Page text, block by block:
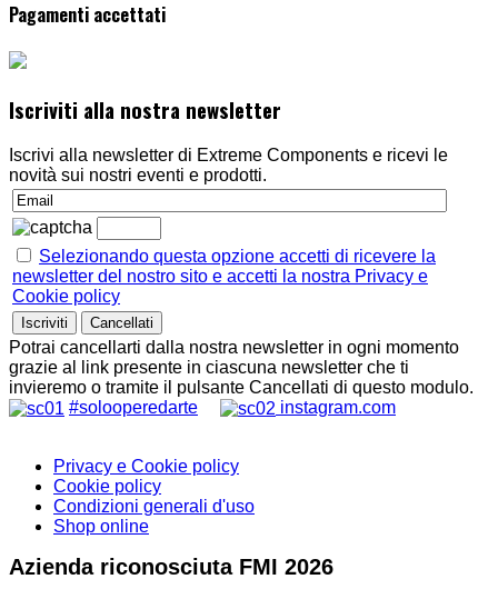
Pagamenti accettati
Iscriviti alla nostra newsletter
Iscrivi alla newsletter di Extreme Components e ricevi le
novità sui nostri eventi e prodotti.
Selezionando questa opzione accetti di ricevere la
newsletter del nostro sito e accetti la nostra Privacy e
Cookie policy
Potrai cancellarti dalla nostra newsletter in ogni momento
grazie al link presente in ciascuna newsletter che ti
invieremo o tramite il pulsante Cancellati di questo modulo.
#solooperedarte
instagram.com
Privacy e Cookie policy
Cookie policy
Condizioni generali d'uso
Shop online
Azienda riconosciuta FMI 2026